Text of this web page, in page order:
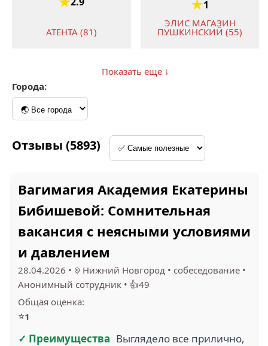
АТЕНТА (81)
1
ЭЛИС МАГАЗИН
ПУШКИНСКИЙ (55)
1.3
(29) ОЗОН (25)
2.8
Показать еще ↓
Города:
Отзывы (5893)
Вагимагия Академия Екатерины
Бибишевой: Сомнительная
вакансия с неясными условиями
и давлением
28.04.2026 • Нижний Новгород • собеседование •
Анонимный сотрудник • 👍49
Общая оценка:
⭐1
✓ Преимущества Выглядело все прилично,